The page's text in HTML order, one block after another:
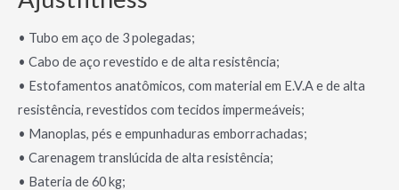
• Tubo em aço de 3 polegadas;
• Cabo de aço revestido e de alta resistência;
• Estofamentos anatômicos, com material em E.V.A e de alta
resistência, revestidos com tecidos impermeáveis;
• Manoplas, pés e empunhaduras emborrachadas;
• Carenagem translúcida de alta resistência;
• Bateria de 60 kg;